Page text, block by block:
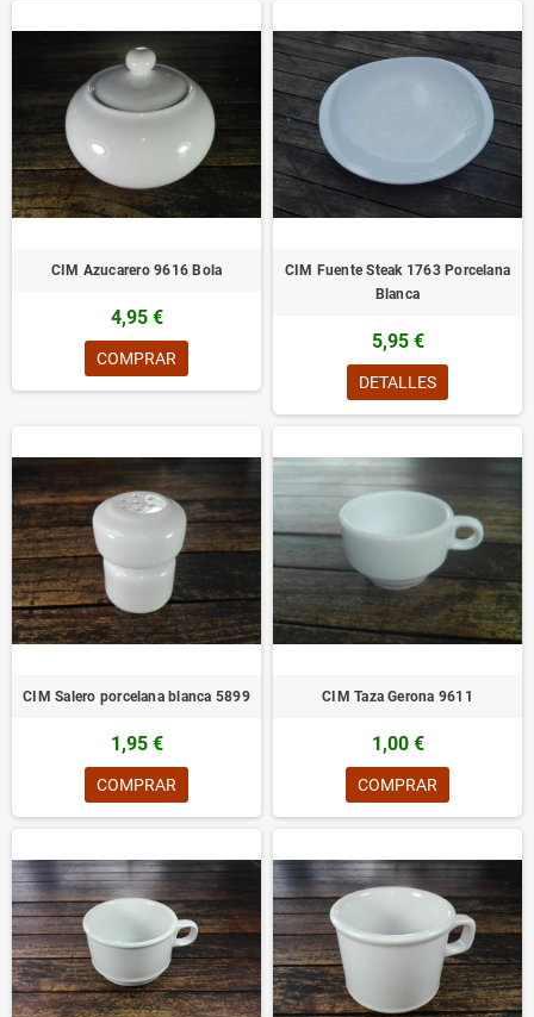
CIM Azucarero 9616 Bola
4,95 €
COMPRAR
CIM Fuente Steak 1763 Porcelana
Blanca
5,95 €
DETALLES
CIM Salero porcelana blanca 5899
1,95 €
COMPRAR
CIM Taza Gerona 9611
1,00 €
COMPRAR